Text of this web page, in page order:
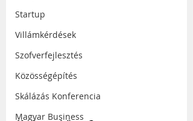
Startup
Villámkérdések
Szofverfejlesztés
Közösségépítés
Skálázás Konferencia
Magyar Business